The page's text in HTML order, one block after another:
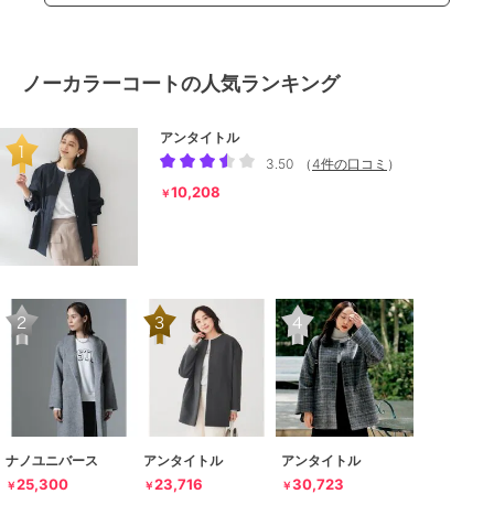
ノーカラーコートの人気ランキング
アンタイトル
3.50
（4件の口コミ ）
￥10,208
ナノユニバース
￥25,300
アンタイトル
￥23,716
アンタイトル
￥30,723